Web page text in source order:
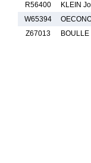
R56400
KLEIN
W65394
Z67013